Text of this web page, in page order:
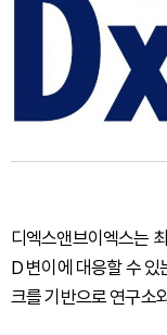
디엑스앤브이엑스는
D 변이에 대응할 수 있
크를 기반으로 연구소